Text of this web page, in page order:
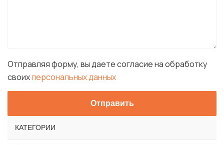
Отправляя форму, вы даете согласие на обработку
своихперсональных данных
КАТЕГОРИИ